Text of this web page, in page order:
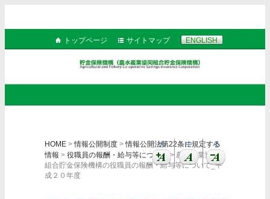
トップページ サイトマップ ENGLISH
HOME >情報公開制度 >情報公開法第22条に規定する
情報 > 役職員の報酬・給与等について > 農水産業協同
組合貯金保険機構の役職員の報酬・給与等について_平
成２０年度
大 中 小